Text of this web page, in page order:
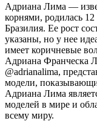
Адриана Лима —
корнями, родилась
Бразилия. Ее рост
указаны, но у нее
имеет коричневые
Адриана Франческа
@adrianalima,
модели,
Адриана Лима
моделей в мире и
всему миру.